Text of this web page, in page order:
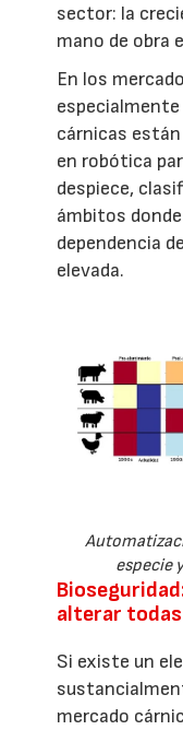
sector: la
mano de obra
En los
cárnicas
en robótica
despiece,
ámbitos
dependencia
elevada.
especie
alterar
Si existe un
mercado